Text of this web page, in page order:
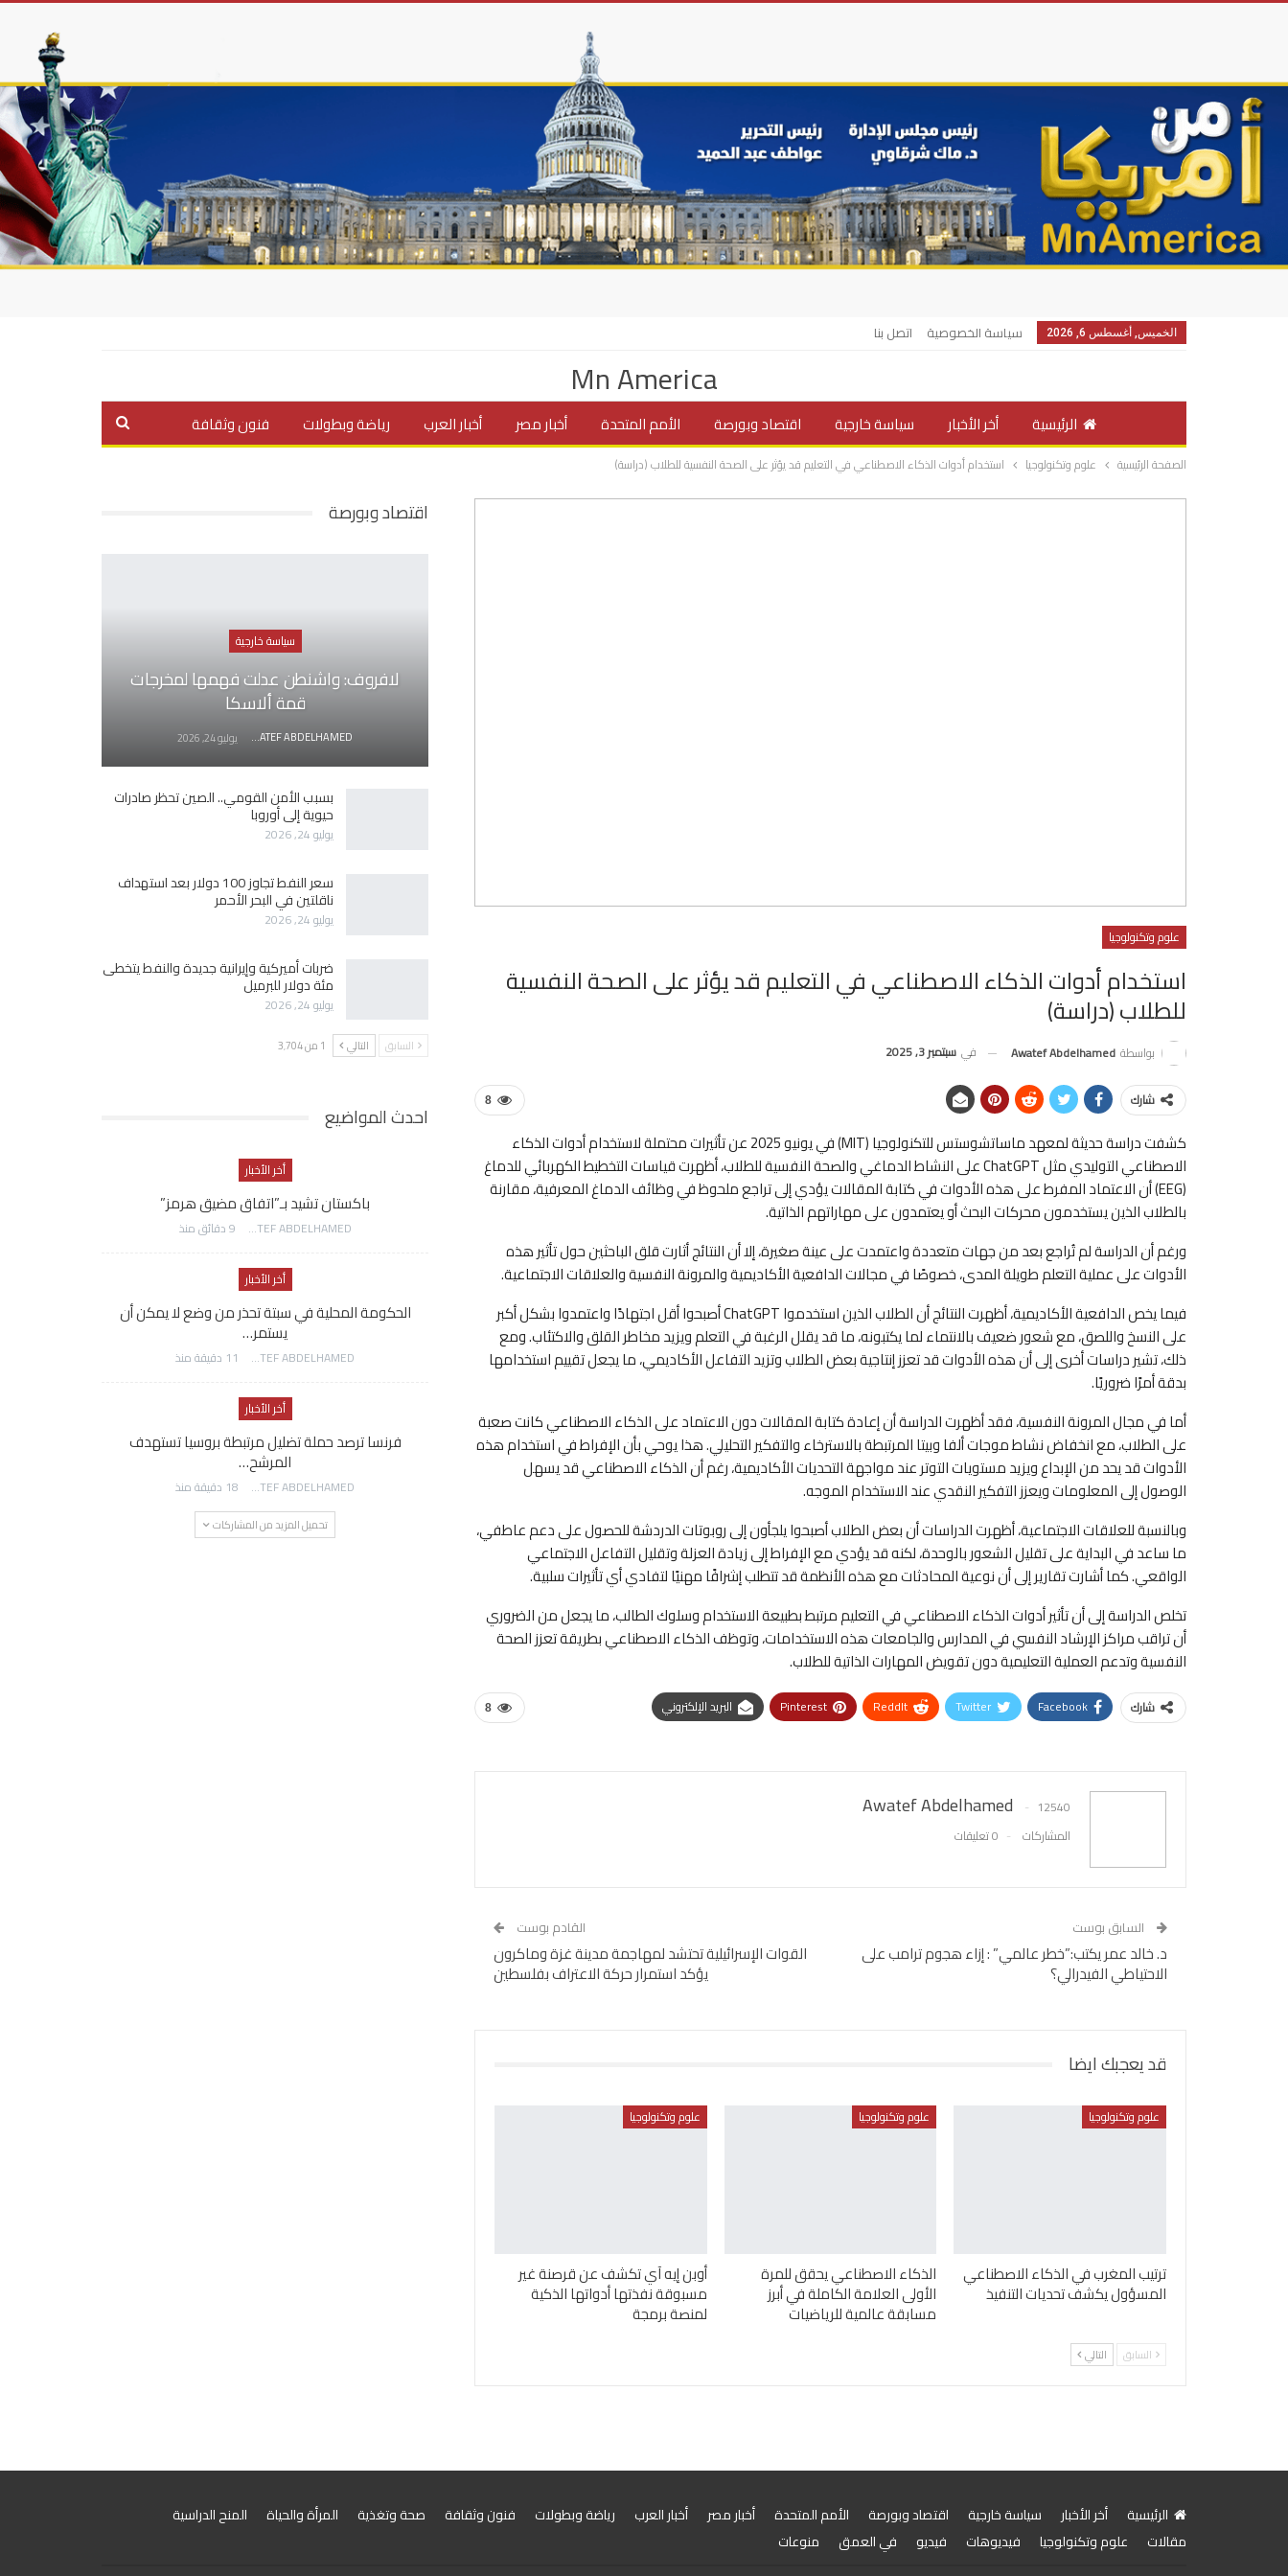
الخميس, أغسطس 6, 2026 سياسة الخصوصية اتصل بنا
Mn America
الرئيسية أخر الأخبار سياسة خارجية اقتصاد وبورصة الأمم المتحدة أخبار مصر أخبار العرب رياضة وبطولات
فنون وثقافة
صحة وتغذية
المرأة والحياة المنح الدراسية مقالات علوم وتكنولوجيا الصفحة الرئيسية علوم وتكنولوجيا استخدام أدوات الذكاء الاصطناعي في التعليم قد يؤثر على الصحة النفسية للطلاب (دراسة)
علوم وتكنولوجيا
استخدام أدوات الذكاء الاصطناعي في التعليم قد يؤثر على الصحة النفسية
للطلاب (دراسة)
بواسطة Awatef Abdelhamed في سبتمبر 3, 2025
8 شارك
كشفت دراسة حديثة لمعهد ماساتشوستس للتكنولوجيا (MIT) في يونيو 2025 عن تأثيرات محتملة لاستخدام أدوات الذكاء
الاصطناعي التوليدي مثل ChatGPT على النشاط الدماغي والصحة النفسية للطلاب، أظهرت قياسات التخطيط الكهربائي للدماغ
(EEG) أن الاعتماد المفرط على هذه الأدوات في كتابة المقالات يؤدي إلى تراجع ملحوظ في وظائف الدماغ المعرفية، مقارنة
بالطلاب الذين يستخدمون محركات البحث أو يعتمدون على مهاراتهم الذاتية.
ورغم أن الدراسة لم تُراجع بعد من جهات متعددة واعتمدت على عينة صغيرة، إلا أن النتائج أثارت قلق الباحثين حول تأثير هذه
الأدوات على عملية التعلم طويلة المدى، خصوصًا في مجالات الدافعية الأكاديمية والمرونة النفسية والعلاقات الاجتماعية.
فيما يخص الدافعية الأكاديمية، أظهرت النتائج أن الطلاب الذين استخدموا ChatGPT أصبحوا أقل اجتهادًا واعتمدوا بشكل أكبر
على النسخ واللصق، مع شعور ضعيف بالانتماء لما يكتبونه، ما قد يقلل الرغبة في التعلم ويزيد مخاطر القلق والاكتئاب. ومع
ذلك، تشير دراسات أخرى إلى أن هذه الأدوات قد تعزز إنتاجية بعض الطلاب وتزيد التفاعل الأكاديمي، ما يجعل تقييم استخدامها
بدقة أمرًا ضروريًا.
أما في مجال المرونة النفسية، فقد أظهرت الدراسة أن إعادة كتابة المقالات دون الاعتماد على الذكاء الاصطناعي كانت صعبة
على الطلاب، مع انخفاض نشاط موجات ألفا وبيتا المرتبطة بالاسترخاء والتفكير التحليلي. هذا يوحي بأن الإفراط في استخدام هذه
الأدوات قد يحد من الإبداع ويزيد مستويات التوتر عند مواجهة التحديات الأكاديمية، رغم أن الذكاء الاصطناعي قد يسهل
الوصول إلى المعلومات ويعزز التفكير النقدي عند الاستخدام الموجه.
وبالنسبة للعلاقات الاجتماعية، أظهرت الدراسات أن بعض الطلاب أصبحوا يلجأون إلى روبوتات الدردشة للحصول على دعم عاطفي،
ما ساعد في البداية على تقليل الشعور بالوحدة، لكنه قد يؤدي مع الإفراط إلى زيادة العزلة وتقليل التفاعل الاجتماعي
الواقعي. كما أشارت تقارير إلى أن نوعية المحادثات مع هذه الأنظمة قد تتطلب إشرافًا مهنيًا لتفادي أي تأثيرات سلبية.
تخلص الدراسة إلى أن تأثير أدوات الذكاء الاصطناعي في التعليم مرتبط بطبيعة الاستخدام وسلوك الطالب، ما يجعل من الضروري
أن تراقب مراكز الإرشاد النفسي في المدارس والجامعات هذه الاستخدامات، وتوظف الذكاء الاصطناعي بطريقة تعزز الصحة
النفسية وتدعم العملية التعليمية دون تقويض المهارات الذاتية للطلاب.
8 شارك Facebook
Twitter
ReddIt
Pinterest البريد الإلكتروني
Awatef Abdelhamed
12540
المشاركات
0 تعليقات
السابق بوست
د. خالد عمر يكتب:”خطر عالمي” : إزاء هجوم ترامب على
الاحتياطي الفيدرالي؟
القادم بوست
القوات الإسرائيلية تحتشد لمهاجمة مدينة غزة وماكرون
يؤكد استمرار حركة الاعتراف بفلسطين
قد يعجبك ايضا
علوم وتكنولوجيا
ترتيب المغرب في الذكاء الاصطناعي
المسؤول يكشف تحديات التنفيذ
علوم وتكنولوجيا
الذكاء الاصطناعي يحقق للمرة
الأولى العلامة الكاملة في أبرز
مسابقة عالمية للرياضيات
علوم وتكنولوجيا
أوبن إيه آي تكشف عن قرصنة غير
مسبوقة نفذتها أدواتها الذكية
لمنصة برمجة
السابق التالي
اقتصاد وبورصة
سياسة خارجية
لافروف: واشنطن عدلت فهمها لمخرجات
قمة ألاسكا
AWATEF ABDELHAMED يوليو 24, 2026
بسبب الأمن القومي.. الصين تحظر صادرات
حيوية إلى أوروبا
يوليو 24, 2026
سعر النفط تجاوز 100 دولار بعد استهداف
ناقلتين في البحر الأحمر
يوليو 24, 2026
ضربات أميركية وإيرانية جديدة والنفط يتخطى
مئة دولار للبرميل
يوليو 24, 2026
السابق التالي 1 من 3٬704
احدث المواضيع
أخر الأخبار
باكستان تشيد بـ”اتفاق مضيق هرمز”
AWATEF ABDELHAMED 9 دقائق منذ
أخر الأخبار
الحكومة المحلية في سبتة تحذر من وضع لا يمكن أن
يستمر…
AWATEF ABDELHAMED 11 دقيقة منذ
أخر الأخبار
فرنسا ترصد حملة تضليل مرتبطة بروسيا تستهدف
المرشح…
AWATEF ABDELHAMED 18 دقيقة منذ
تحميل المزيد من المشاركات
الرئيسية أخر الأخبار سياسة خارجية اقتصاد وبورصة الأمم المتحدة أخبار مصر أخبار العرب رياضة وبطولات فنون وثقافة صحة وتغذية المرأة والحياة
المنح الدراسية
مقالات
علوم وتكنولوجيا فيديوهات فيديو في العمق منوعات